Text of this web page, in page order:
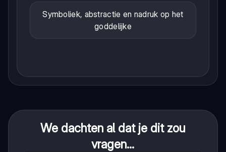
Symboliek, abstractie en nadruk op het
goddelijke
We dachten al dat je dit zou
vragen...